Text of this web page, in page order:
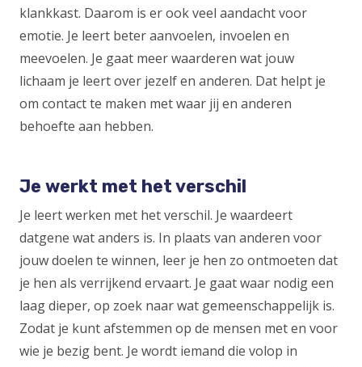
klankkast. Daarom is er ook veel aandacht voor
emotie. Je leert beter aanvoelen, invoelen en
meevoelen. Je gaat meer waarderen wat jouw
lichaam je leert over jezelf en anderen. Dat helpt je
om contact te maken met waar jij en anderen
behoefte aan hebben.
Je werkt met het verschil
Je leert werken met het verschil. Je waardeert
datgene wat anders is. In plaats van anderen voor
jouw doelen te winnen, leer je hen zo ontmoeten dat
je hen als verrijkend ervaart. Je gaat waar nodig een
laag dieper, op zoek naar wat gemeenschappelijk is.
Zodat je kunt afstemmen op de mensen met en voor
wie je bezig bent. Je wordt iemand die volop in